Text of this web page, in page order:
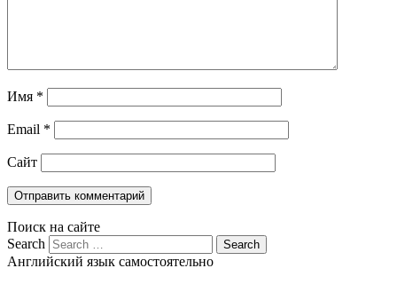
Имя *
Email *
Сайт
Поиск на сайте
Search
Английский язык самостоятельно